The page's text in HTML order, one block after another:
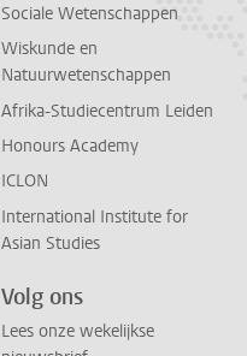
Sociale Wetenschappen
Wiskunde en
Natuurwetenschappen
Afrika-Studiecentrum Leiden
Honours Academy
ICLON
International Institute for
Asian Studies
Volg ons
Lees onze wekelijkse